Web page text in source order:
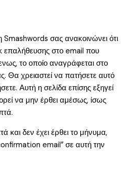
Smashwords σας ανακοινώνει ότι
επαλήθευσης στο email που
το οποίο αναγράφεται στο
Θα χρειαστεί να πατήσετε αυτό
Αυτή η σελίδα επίσης εξηγεί
να μην έρθει αμέσως, ίσως
και δεν έχει έρθει το μήνυμα,
email” σε αυτή την